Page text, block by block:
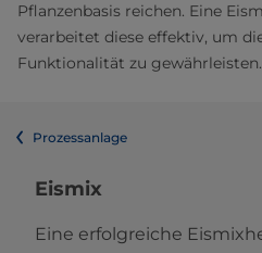
Pflanzenbasis reichen. Eine
verarbeitet diese effektiv, um
Funktionalität zu gewährleisten.
Prozessanlage
​​Eismix
Eine erfolgreiche